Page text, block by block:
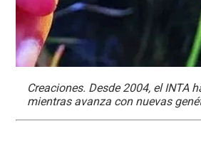
Creaciones. Desde 2004, el INTA
mientras avanza con nuevas